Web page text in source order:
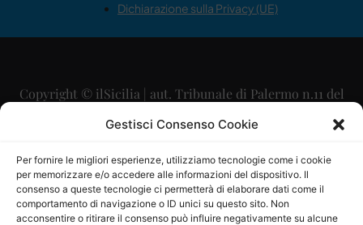
Gestisci Consenso Cookie
Per fornire le migliori esperienze, utilizziamo tecnologie come i cookie
per memorizzare e/o accedere alle informazioni del dispositivo. Il
consenso a queste tecnologie ci permetterà di elaborare dati come il
comportamento di navigazione o ID unici su questo sito. Non
acconsentire o ritirare il consenso può influire negativamente su alcune
Dichiarazione sulla Privacy (UE)
Copyright © ilSicilia | aut. Tribunale di Palermo n.11 del
29/09/2015
Direttore Editoriale: Maurizio Scaglione
Direttore Responsabile: Maria Calabrese